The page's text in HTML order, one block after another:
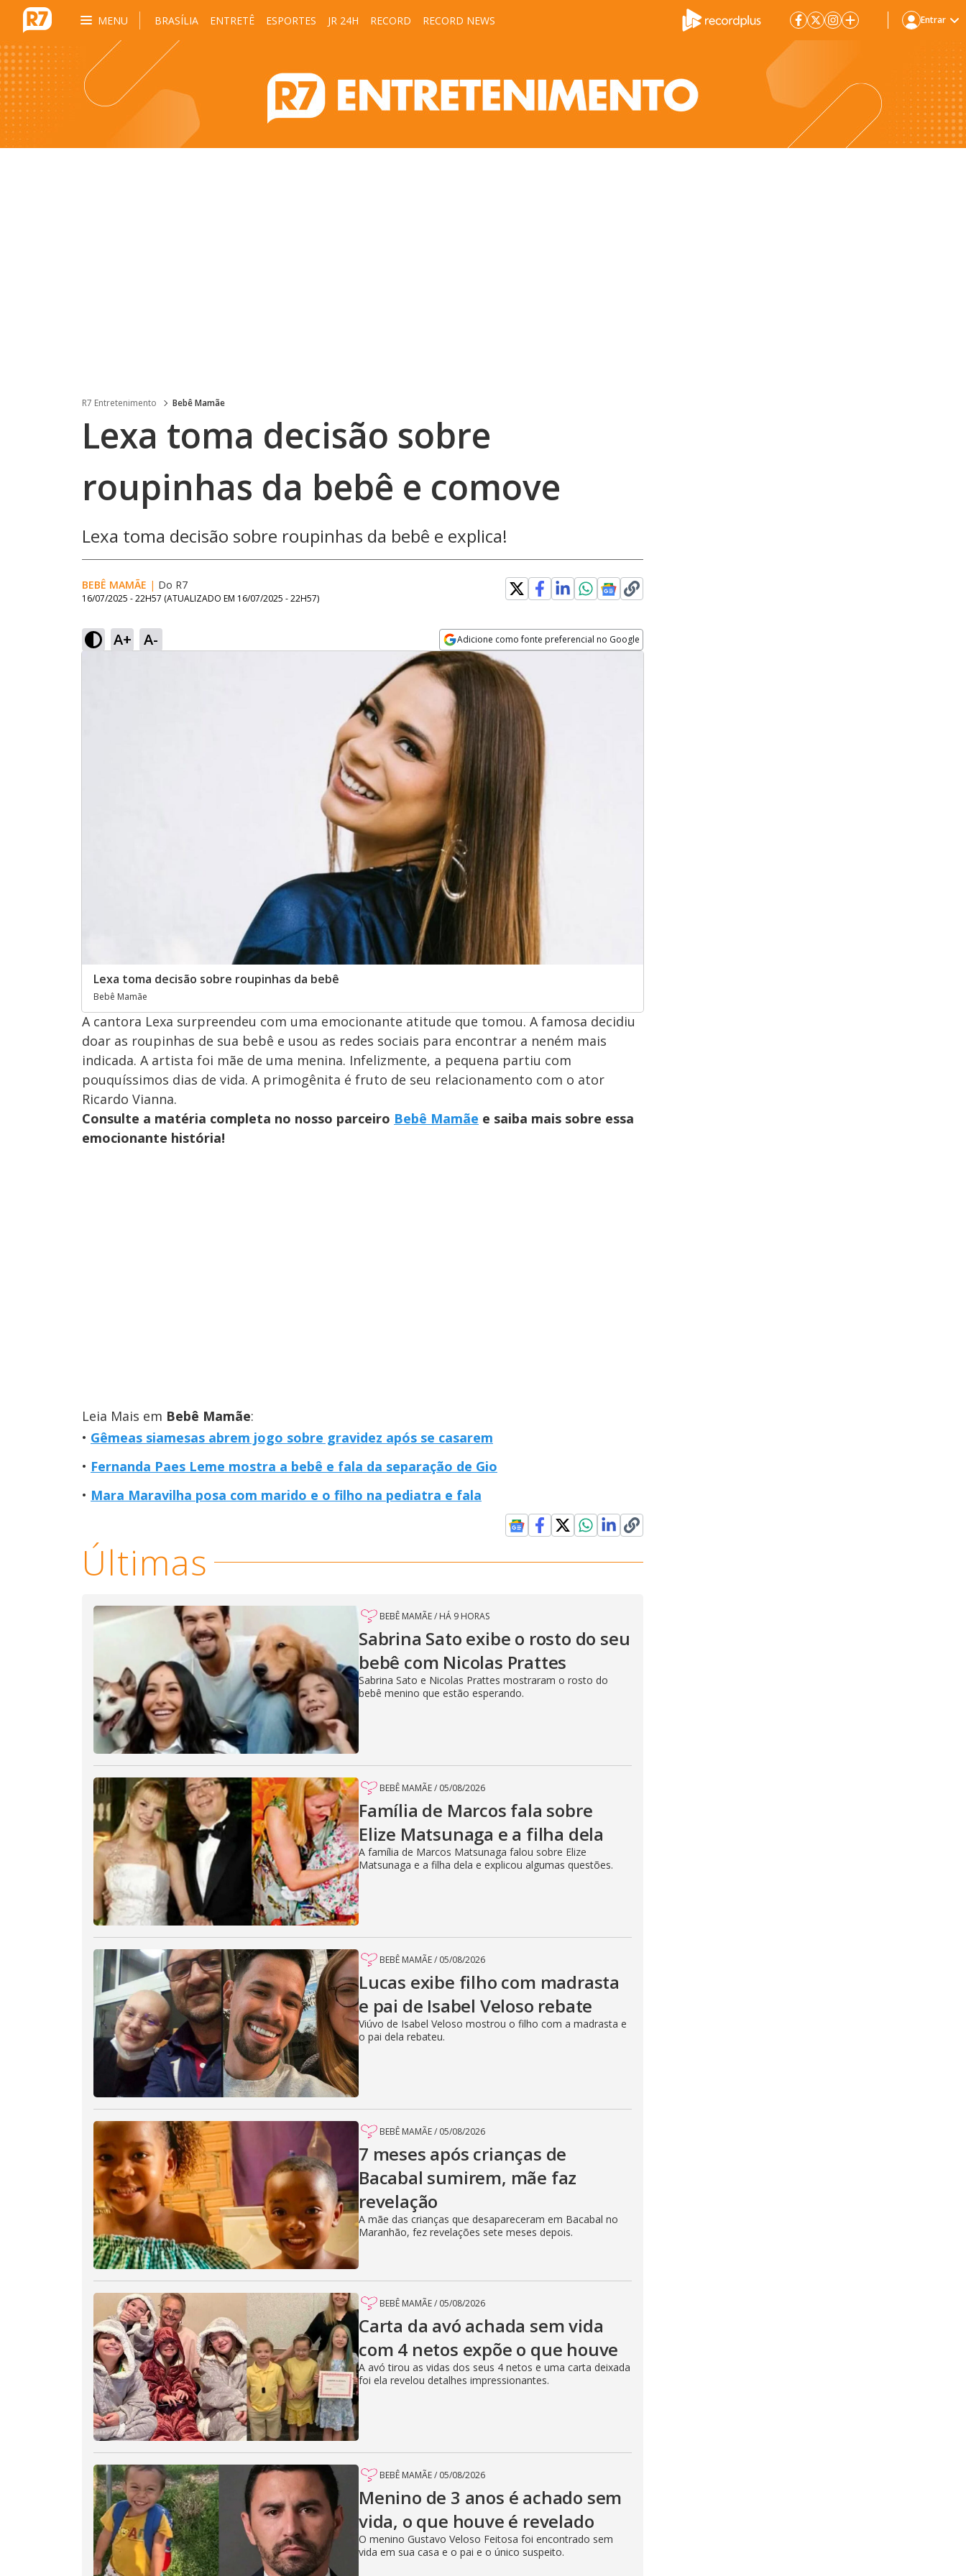
MENU BRASÍLIA ENTRETÊ ESPORTES JR 24H RECORD RECORD NEWS Entrar
R7 Entretenimento Bebê Mamãe
Lexa toma decisão sobre
roupinhas da bebê e comove
Lexa toma decisão sobre roupinhas da bebê e explica!
BEBÊ MAMÃE | Do R7
16/07/2025 - 22H57 (ATUALIZADO EM 16/07/2025 - 22H57)
A+ A- Adicione como fonte preferencial no Google
Opens in new window
Lexa toma decisão sobre roupinhas da bebê
Bebê Mamãe
A cantora Lexa surpreendeu com uma emocionante atitude que tomou. A famosa decidiu
doar as roupinhas de sua bebê e usou as redes sociais para encontrar a neném mais
indicada. A artista foi mãe de uma menina. Infelizmente, a pequena partiu com
pouquíssimos dias de vida. A primogênita é fruto de seu relacionamento com o ator
Ricardo Vianna.
Consulte a matéria completa no nosso parceiro Bebê Mamãe e saiba mais sobre essa
emocionante história!
Leia Mais em Bebê Mamãe:
Gêmeas siamesas abrem jogo sobre gravidez após se casarem
Fernanda Paes Leme mostra a bebê e fala da separação de Gio
Mara Maravilha posa com marido e o filho na pediatra e fala
Últimas
BEBÊ MAMÃE/ HÁ 9 HORAS
Sabrina Sato exibe o rosto do seu
bebê com Nicolas Prattes
Sabrina Sato e Nicolas Prattes mostraram o rosto do
bebê menino que estão esperando.
BEBÊ MAMÃE/ 05/08/2026
Família de Marcos fala sobre
Elize Matsunaga e a filha dela
A família de Marcos Matsunaga falou sobre Elize
Matsunaga e a filha dela e explicou algumas questões.
BEBÊ MAMÃE/ 05/08/2026
Lucas exibe filho com madrasta
e pai de Isabel Veloso rebate
Viúvo de Isabel Veloso mostrou o filho com a madrasta e
o pai dela rebateu.
BEBÊ MAMÃE/ 05/08/2026
7 meses após crianças de
Bacabal sumirem, mãe faz
revelação
A mãe das crianças que desapareceram em Bacabal no
Maranhão, fez revelações sete meses depois.
BEBÊ MAMÃE/ 05/08/2026
Carta da avó achada sem vida
com 4 netos expõe o que houve
A avó tirou as vidas dos seus 4 netos e uma carta deixada
foi ela revelou detalhes impressionantes.
BEBÊ MAMÃE/ 05/08/2026
Menino de 3 anos é achado sem
vida, o que houve é revelado
O menino Gustavo Veloso Feitosa foi encontrado sem
vida em sua casa e o pai e o único suspeito.